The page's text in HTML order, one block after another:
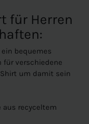
für Herren
bequemes
verschiedene
um damit sein
aus recyceltem